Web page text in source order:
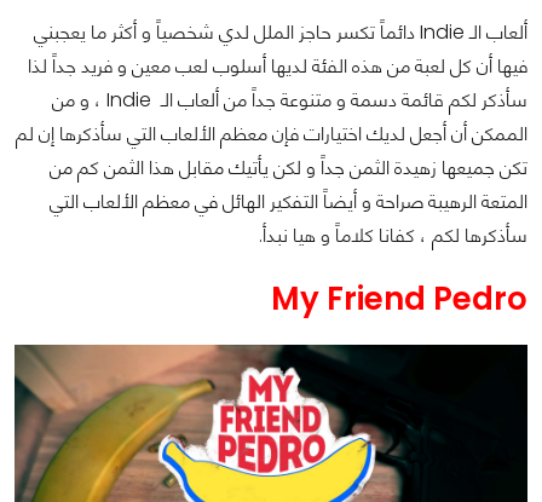
ألعاب الـ Indie دائماً تكسر حاجز الملل لدي شخصياً و أكثر ما يعجبني
فيها أن كل لعبة من هذه الفئة لديها أسلوب لعب معين و فريد جداً لذا
سأذكر لكم قائمة دسمة و متنوعة جداً من ألعاب الـ Indie ، و من
الممكن أن أجعل لديك اختيارات فإن معظم الألعاب التي سأذكرها إن لم
تكن جميعها زهيدة الثمن جداً و لكن يأتيك مقابل هذا الثمن كم من
المتعة الرهيبة صراحة و أيضاً التفكير الهائل في معظم الألعاب التي
سأذكرها لكم ، كفانا كلاماً و هيا نبدأ.
My Friend Pedro